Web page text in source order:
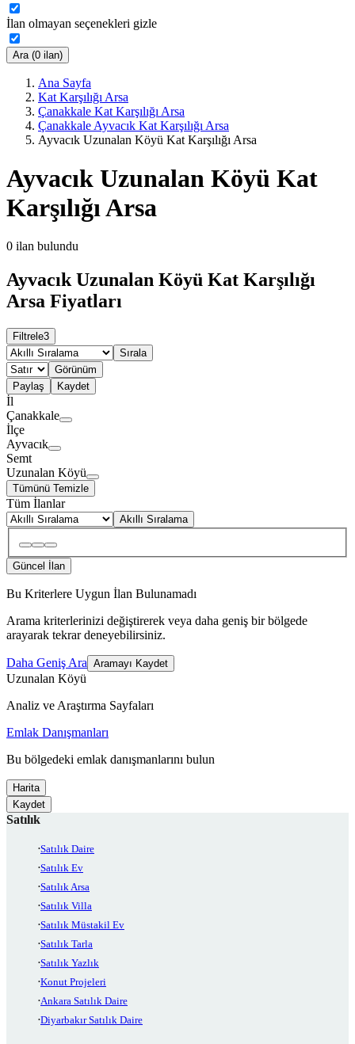
İlan olmayan seçenekleri gizle
Ara (0 ilan)
Ana Sayfa
Kat Karşılığı Arsa
Çanakkale Kat Karşılığı Arsa
Çanakkale Ayvacık Kat Karşılığı Arsa
Ayvacık Uzunalan Köyü Kat Karşılığı Arsa
Ayvacık Uzunalan Köyü Kat
Karşılığı Arsa
0 ilan bulundu
Ayvacık Uzunalan Köyü Kat Karşılığı
Arsa Fiyatları
Filtrele3
Sırala
Görünüm
Paylaş
Kaydet
İl
Çanakkale
İlçe
Ayvacık
Semt
Uzunalan Köyü
Tümünü Temizle
Tüm İlanlar
Akıllı Sıralama
Güncel İlan
Bu Kriterlere Uygun İlan Bulunamadı
Arama kriterlerinizi değiştirerek veya daha geniş bir bölgede
arayarak tekrar deneyebilirsiniz.
Daha Geniş Ara Aramayı Kaydet
Uzunalan Köyü
Analiz ve Araştırma Sayfaları
Emlak Danışmanları
Bu bölgedeki emlak danışmanlarını bulun
Harita
Kaydet
Satılık
Satılık Daire
Satılık Ev
Satılık Arsa
Satılık Villa
Satılık Müstakil Ev
Satılık Tarla
Satılık Yazlık
Konut Projeleri
Ankara Satılık Daire
Diyarbakır Satılık Daire